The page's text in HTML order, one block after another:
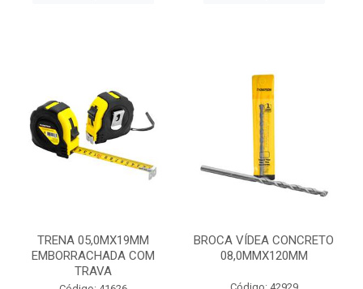
TRENA 05,0MX19MM
EMBORRACHADA COM
TRAVA
BROCA VÍDEA CONCRETO
08,0MMX120MM